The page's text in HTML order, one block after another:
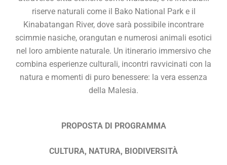
riserve naturali come il Bako National Park e il
Kinabatangan River, dove sarà possibile incontrare
scimmie nasiche, orangutan e numerosi animali esotici
nel loro ambiente naturale. Un itinerario immersivo che
combina esperienze culturali, incontri ravvicinati con la
natura e momenti di puro benessere: la vera essenza
della Malesia.
PROPOSTA DI PROGRAMMA
CULTURA, NATURA, BIODIVERSITÀ